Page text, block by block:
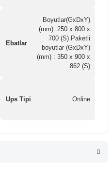
Ebatlar
Boyutlar(GxDxY)
(mm) :250 x 800 x
700 (S) Paketli
boyutlar (GxDxY)
(mm) : 350 x 900 x
862 (S)
Ups Tipi Online